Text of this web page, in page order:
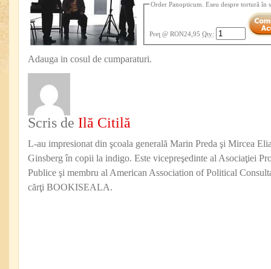
Order Panopticum. Eseu despre tortură în
Preţ @ RON24,95 Qty:
Adauga in cosul de cumparaturi.
Scris de Ilă Citilă
L-au impresionat din şcoala generală Marin Preda şi Mircea
Ginsberg în copii la indigo. Este vicepreşedinte al Asociaţiei
Publice şi membru al American Association of Political
cărţi BOOKISEALA.